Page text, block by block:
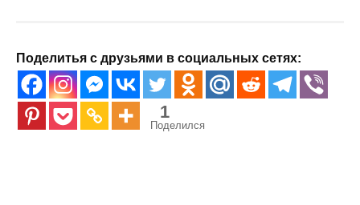
Поделитья с друзьями в социальных сетях:
1
Поделился